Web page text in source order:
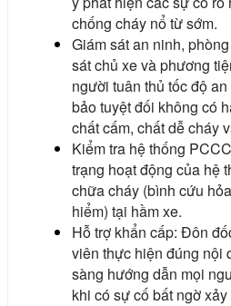
chống cháy nổ từ sớm.
Giám sát an ninh,
sát chủ xe và phương
người tuân thủ tốc độ
bảo tuyệt đối không có
chất cấm, chất dễ cháy
Kiểm tra hệ thống
trạng hoạt động của hệ
chữa cháy (bình cứu
hiểm) tại hầm xe.
Hỗ trợ khẩn cấp: Đôn
viên thực hiện đúng nội
sàng hướng dẫn mọi
khi có sự cố bất ngờ xảy